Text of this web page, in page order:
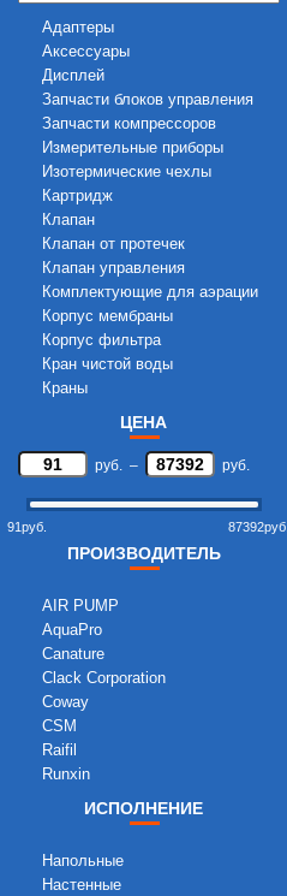
Адаптеры
Аксессуары
Дисплей
Запчасти блоков управления
Запчасти компрессоров
Измерительные приборы
Изотермические чехлы
Картридж
Клапан
Клапан от протечек
Клапан управления
Комплектующие для аэрации
Корпус мембраны
Корпус фильтра
Кран чистой воды
Краны
Накопительные емкости
Платы управления
Солевые баки
трансформаторы
Трубка
УФ Лампы
Фитинги
ЦЕНА
руб. – руб.
91 руб. 87392руб.
ПРОИЗВОДИТЕЛЬ
AIR PUMP
AquaPro
Canature
Clack Corporation
Coway
CSM
Raifil
Runxin
ИСПОЛНЕНИЕ
Напольные
Настенные